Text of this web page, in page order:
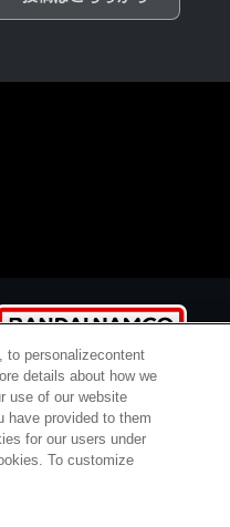
ご利用規約プライバシーポリシー
イチャンネルとはサポート / Q&A
to personalizecontent
details about how we
use of our website
have provided to them
for our users under
To customize